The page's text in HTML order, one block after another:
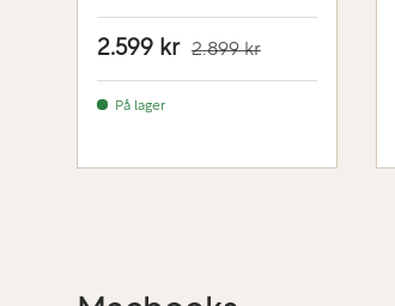
2.599 kr 2.899 kr
På lager